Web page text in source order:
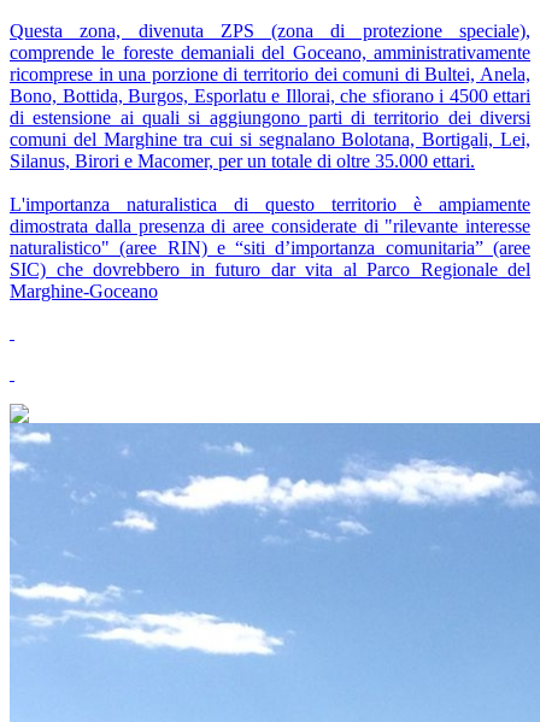
Questa zona, divenuta ZPS (zona di protezione speciale),
comprende le foreste demaniali del Goceano, amministrativamente
ricomprese in una porzione di territorio dei comuni di Bultei, Anela,
Bono, Bottida, Burgos, Esporlatu e Illorai, che sfiorano i 4500 ettari
di estensione ai quali si aggiungono parti di territorio dei diversi
comuni del Marghine tra cui si segnalano Bolotana, Bortigali, Lei,
Silanus, Birori e Macomer, per un totale di oltre 35.000 ettari.
L'importanza naturalistica di questo territorio è ampiamente
dimostrata dalla presenza di aree considerate di "rilevante interesse
naturalistico" (aree RIN) e “siti d’importanza comunitaria” (aree
SIC) che dovrebbero in futuro dar vita al Parco Regionale del
Marghine-Goceano